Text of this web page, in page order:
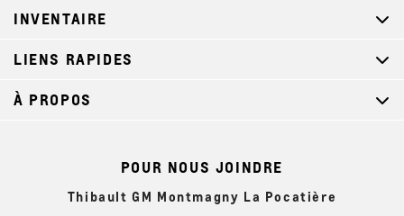
POUR NOUS JOINDRE
Thibault GM Montmagny La Pocatière
INVENTAIRE
LIENS RAPIDES
À PROPOS